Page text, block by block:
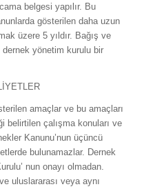
belgesi yapılır. Bu
gösterilen daha uzun
üzere 5 yıldır. Bağış ve
yönetim kurulu bir
amaçlar ve bu amaçları
belirtilen çalışma konuları ve
Kanunu’nun üçüncü
bulunamazlar. Dernek
nun onayı olmadan.
uluslararası veya aynı